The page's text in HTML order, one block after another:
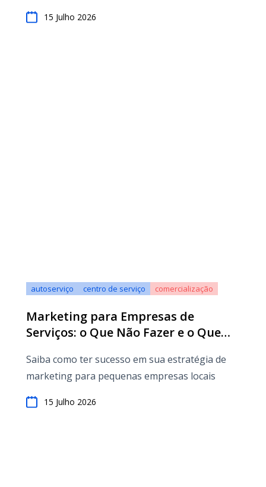
15 Julho 2026
autoserviço centro de serviço comercialização
Marketing para Empresas de
Serviços: o Que Não Fazer e o Que
Saiba como ter sucesso em sua estratégia de
marketing para pequenas empresas locais
15 Julho 2026